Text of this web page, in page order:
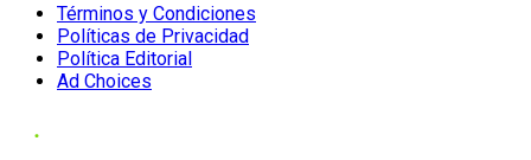
Términos y Condiciones
Políticas de Privacidad
Política Editorial
Ad Choices